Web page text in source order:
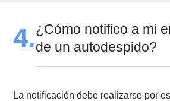
Si el monto es superior a 10
mensuales, el único rol de la
de recepcionar la carta del
la Inspección es fiscalizar la